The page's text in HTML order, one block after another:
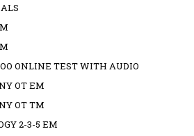
ONLINE TEST WITH AUDIO
OT EM
OT TM
2-3-5 EM